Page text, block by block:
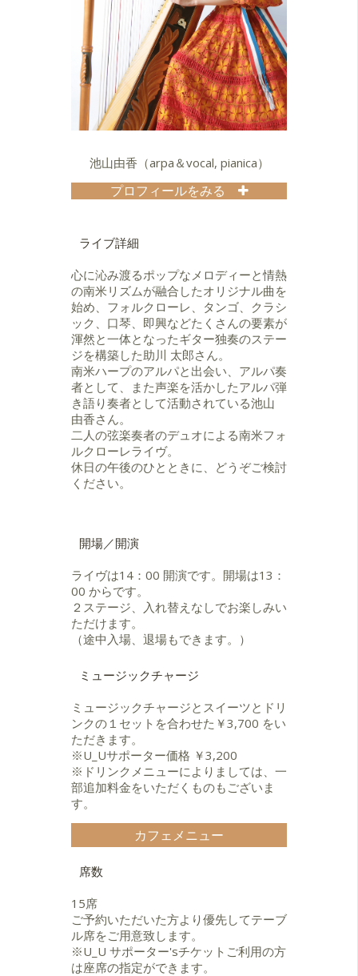
をメンバーに迎えて
「助川太郎グループ」を結成。音楽
の大海に漕ぎ出した。
池山由香（arpa＆vocal, pianica）
プロフィールをみる
了。10歳から2年間住んだアルゼンチ
ン・ブエノスアイレス市にてアルパ
に出会い、現地と日本で学ぶ。アル
パ奏者、声楽家としてだけでなく、
日本では少ない“アルパ弾き語り奏
者”として、二木てるみ「朗読と音楽
～語りの小部屋」音楽担当、アルパ
フェスティバル「春のアルペジオ」
ゲスト出演、仙台クラシックフェス
ティバル出演、文化庁派遣事業によ
る小学校公演出演など多岐にわたる
演奏活動を展開している。2021年に
4thアルバム「明日へ」を発売。現
在、桐朋女子中・高等学校音楽部合
唱班コーチ。
ライブ詳細
心に沁み渡るポップなメロディーと情熱
の南米リズムが融合したオリジナル曲を
始め、フォルクローレ、タンゴ、クラシ
ック、口琴、即興などたくさんの要素が
渾然と一体となったギター独奏のステー
ジを構築した助川 太郎さん。
南米ハープのアルパと出会い、アルパ奏
者として、また声楽を活かしたアルパ弾
き語り奏者として活動されている池山
由香さん。
二人の弦楽奏者のデュオによる南米フォ
ルクローレライヴ。
休日の午後のひとときに、どうぞご検討
ください。
開場／開演
ライヴは14：00 開演です。開場は13：
00 からです。
２ステージ、入れ替えなしでお楽しみい
ただけます。
（途中入場、退場もできます。）
ミュージックチャージ
ミュージックチャージとスイーツとドリ
ンクの１セットを合わせた￥3,700 をい
ただきます。
※U_Uサポーター価格 ￥3,200
※ドリンクメニューによりましては、一
部追加料金をいただくものもございま
す。
カフェメニュー
席数
15席
ご予約いただいた方より優先してテーブ
ル席をご用意致します。
※U_U サポーター'sチケットご利用の方
は座席の指定ができます。